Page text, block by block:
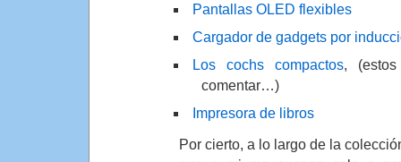
Pantallas OLED flexibles
Cargador de gadgets por
Los cochs compactos,
comentar…)
Impresora de libros
Por cierto, a lo largo de la